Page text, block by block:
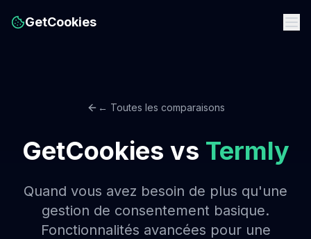
GetCookies
← Toutes les comparaisons
GetCookies vs Termly
Quand vous avez besoin de plus qu'une
gestion de consentement basique.
Fonctionnalités avancées pour une